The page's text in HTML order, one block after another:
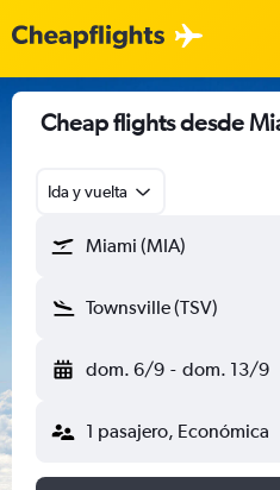
Cheap flights desde
Ida y vuelta
Miami (MIA)
Townsville (TSV)
dom. 6/9 - dom. 13/9
1 pasajero, Económica